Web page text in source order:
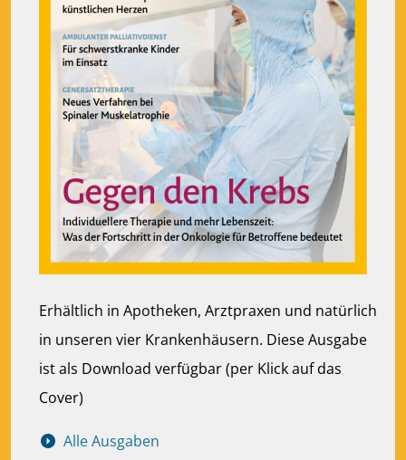
Erhältlich in Apotheken, Arztpraxen und natürlich
in unseren vier Krankenhäusern. Diese Ausgabe
ist als Download verfügbar (per Klick auf das
Cover)
Alle Ausgaben